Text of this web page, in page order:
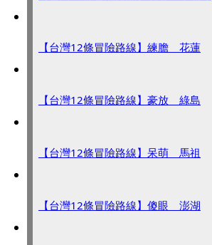
【台灣12條冒險路線】練膽 花蓮
【台灣12條冒險路線】豪放 綠島
【台灣12條冒險路線】呆萌 馬祖
【台灣12條冒險路線】傻眼 澎湖